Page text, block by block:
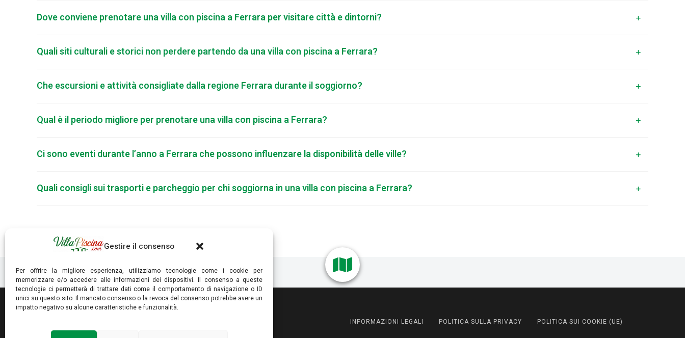
Gestire il consenso
Per offrire la migliore esperienza, utilizziamo tecnologie come i cookie per
memorizzare e/o accedere alle informazioni dei dispositivi. Il consenso a queste
tecnologie ci permetterà di trattare dati come il comportamento di navigazione o ID
unici su questo sito. Il mancato consenso o la revoca del consenso potrebbe avere un
impatto negativo su alcune caratteristiche e funzionalità.
Dove conviene prenotare una villa con piscina a Ferrara per visitare città e dintorni?
Quali siti culturali e storici non perdere partendo da una villa con piscina a Ferrara?
Che escursioni e attività consigliate dalla regione Ferrara durante il soggiorno?
Qual è il periodo migliore per prenotare una villa con piscina a Ferrara?
Ci sono eventi durante l’anno a Ferrara che possono influenzare la disponibilità delle ville?
Quali consigli sui trasporti e parcheggio per chi soggiorna in una villa con piscina a Ferrara?
villapiscina.com © Copyright 2025. Tutti i diritti riservati.
INFORMAZIONI LEGALI POLITICA SULLA PRIVACY POLITICA SUI COOKIE (UE)